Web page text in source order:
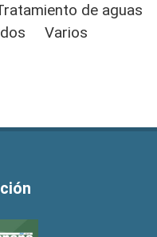
de aguas
Varios